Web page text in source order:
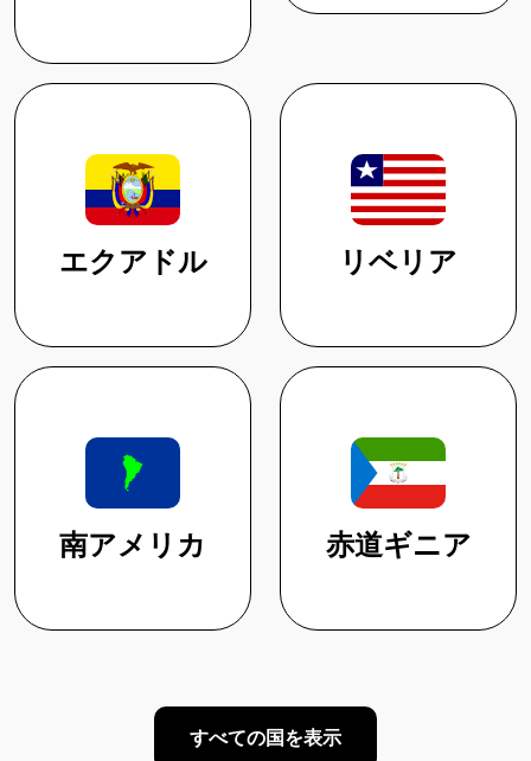
エクアドル リベリア
南アメリカ 赤道ギニア
すべての国を表示